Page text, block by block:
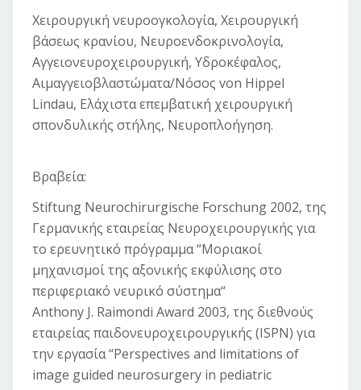
Χειρουργική νευροογκολογία, Χειρουργική
βάσεως κρανίου, Νευροενδοκρινολογία,
Αγγειονευροχειρουργική, Υδροκέφαλος,
Αιμαγγειοβλαστώματα/Νόσος von Hippel
Lindau, Ελάχιστα επεμβατική χειρουργική
σπονδυλικής στήλης, Νευροπλοήγηση.
Βραβεία:
Stiftung Neurochirurgische Forschung 2002, της
Γερμανικής εταιρείας Νευροχειρουργικής για
το ερευνητικό πρόγραμμα “Μοριακοί
μηχανισμοί της αξονικής εκφύλισης στο
περιφεριακό νευρικό σύστημα“
Anthony J. Raimondi Award 2003, της διεθνούς
εταιρείας παιδονευροχειρουργικής (ISPN) για
την εργασία “Perspectives and limitations of
image guided neurosurgery in pediatric